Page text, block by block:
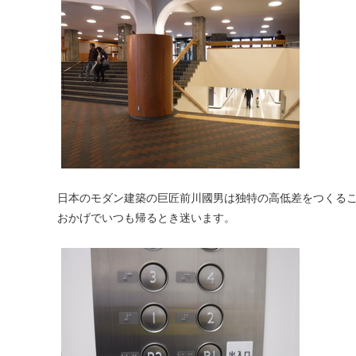
日本のモダン建築の巨匠前川國男は独特の高低差をつくる
おかげでいつも帰るとき迷います。